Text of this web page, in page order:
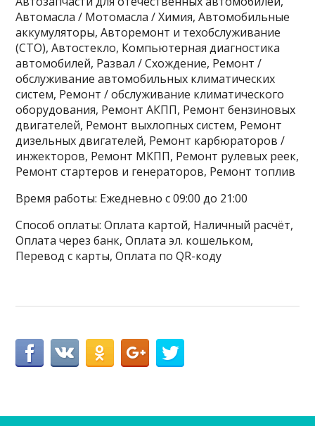
Автомасла / Мотомасла / Химия, Автомобильные
аккумуляторы, Авторемонт и техобслуживание
(СТО), Автостекло, Компьютерная диагностика
автомобилей, Развал / Схождение, Ремонт /
обслуживание автомобильных климатических
систем, Ремонт / обслуживание климатического
оборудования, Ремонт АКПП, Ремонт бензиновых
двигателей, Ремонт выхлопных систем, Ремонт
дизельных двигателей, Ремонт карбюраторов /
инжекторов, Ремонт МКПП, Ремонт рулевых реек,
Ремонт стартеров и генераторов, Ремонт топлив
Время работы: Ежедневно с 09:00 до 21:00
Способ оплаты: Оплата картой, Наличный расчёт,
Оплата через банк, Оплата эл. кошельком,
Перевод с карты, Оплата по QR-коду